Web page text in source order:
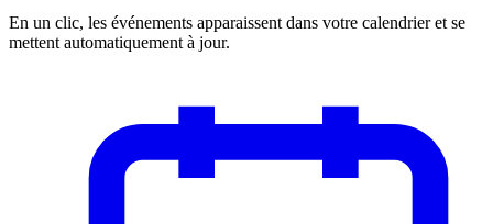
En un clic, les événements apparaissent dans votre calendrier et se
mettent automatiquement à jour.